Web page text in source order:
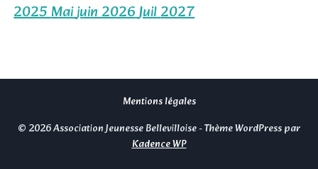
2025Maijuin 2026Juil2027
Mentions légales
© 2026 Association Jeunesse Bellevilloise - Thème WordPress par
Kadence WP